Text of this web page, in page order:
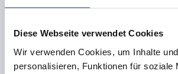
Diese Webseite verwendet Cookies
Wir verwenden Cookies, um Inhalte
personalisieren, Funktionen für soziale
BÜGELGRIFF A=55, L=69, H=40,
MATERIAL GRUNDKÖRPER=ALUMINIUM
BOHRUNGSABSTAND=55